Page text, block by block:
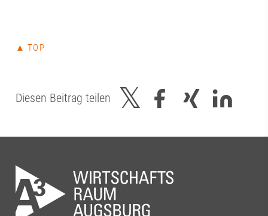
▲ TOP
Diesen Beitrag teilen